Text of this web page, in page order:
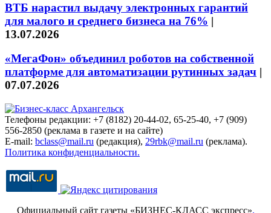
ВТБ нарастил выдачу электронных гарантий
для малого и среднего бизнеса на 76% |
13.07.2026
«МегаФон» объединил роботов на собственной
платформе для автоматизации рутинных задач |
07.07.2026
Телефоны редакции: +7 (8182) 20-44-02, 65-25-40, +7 (909)
556-2850 (реклама в газете и на сайте)
E-mail: bclass@mail.ru (редакция), 29rbk@mail.ru (реклама).
Политика конфиденциальности.
Официальный сайт газеты «БИЗНЕС-КЛАСС экспресс».